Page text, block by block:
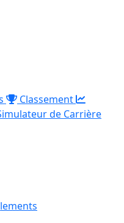
Classement
de Carrière